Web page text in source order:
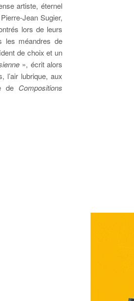
artiste, éternel
Jean Sugier,
lors de leurs
les méandres de
de choix et un
», écrit alors
l’air lubrique, aux
de Compositions